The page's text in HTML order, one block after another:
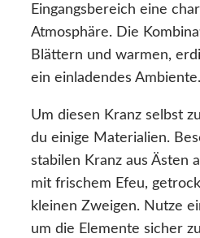
Eingangsbereich eine
Atmosphäre. Die
Blättern und warmen,
ein einladendes Ambiente.
Um diesen Kranz selbst
du einige Materialien.
stabilen Kranz aus Ästen
mit frischem Efeu,
kleinen Zweigen. Nutze
um die Elemente sicher